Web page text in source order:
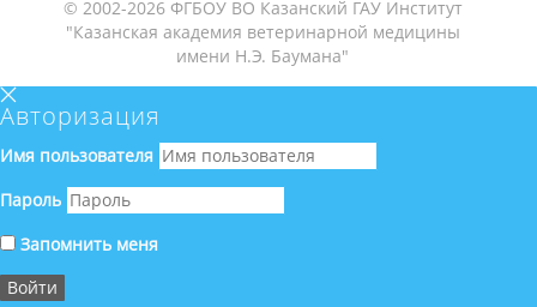
© 2002-2026 ФГБОУ ВО Казанский ГАУ Институт
"Казанская академия ветеринарной медицины
имени Н.Э. Баумана"
Авторизация
Имя пользователя
Пароль
Запомнить меня